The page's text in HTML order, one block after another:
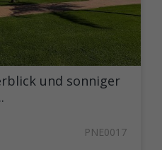
und sonniger
PNE0017